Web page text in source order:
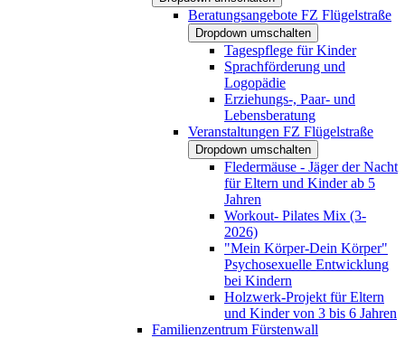
Beratungsangebote FZ Flügelstraße
Dropdown umschalten
Tagespflege für Kinder
Sprachförderung und
Logopädie
Erziehungs-, Paar- und
Lebensberatung
Veranstaltungen FZ Flügelstraße
Dropdown umschalten
Fledermäuse - Jäger der Nacht
für Eltern und Kinder ab 5
Jahren
Workout- Pilates Mix (3-
2026)
"Mein Körper-Dein Körper"
Psychosexuelle Entwicklung
bei Kindern
Holzwerk-Projekt für Eltern
und Kinder von 3 bis 6 Jahren
Familienzentrum Fürstenwall